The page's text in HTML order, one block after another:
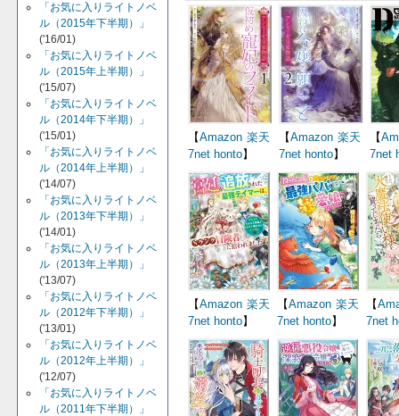
「お気に入りライトノベ
ル（2015年下半期）」
('16/01)
「お気に入りライトノベ
ル（2015年上半期）」
('15/07)
「お気に入りライトノベ
ル（2014年下半期）」
('15/01)
「お気に入りライトノベ
ル（2014年上半期）」
('14/07)
「お気に入りライトノベ
ル（2013年下半期）」
('14/01)
「お気に入りライトノベ
ル（2013年上半期）」
('13/07)
「お気に入りライトノベ
ル（2012年下半期）」
('13/01)
「お気に入りライトノベ
ル（2012年上半期）」
('12/07)
「お気に入りライトノベ
ル（2011年下半期）」
【Amazon 楽天
7net honto】
【Amazon 楽天
7net honto】
【
7net
【Amazon 楽天
7net honto】
【Amazon 楽天
7net honto】
【
7net